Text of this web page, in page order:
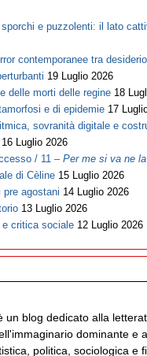
e puzzolenti: il lato
contemporanee tra
19 Luglio 2026
delle morti delle regine 18
e di epidemie 17
sovranità digitale e
16 Luglio 2026
/ 11 –Per me si va ne
di Cèline 15 Luglio 2026
pre agostani 14 Luglio 2026
13 Luglio 2026
critica sociale 12 Luglio 2026
un blog dedicato alla
dominante e
politica, sociologica e